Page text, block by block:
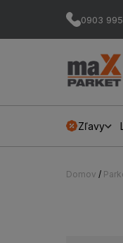
0903
Zľavy
Domov /